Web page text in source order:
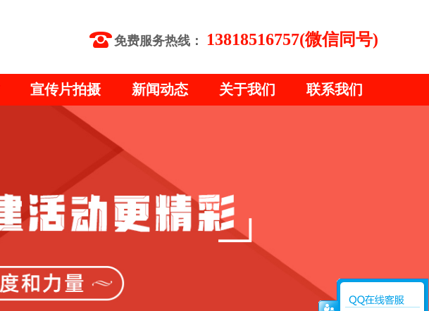
免费服务热线： 13818516757(微信同号)
宣传片拍摄 新闻动态 关于我们 联系我们